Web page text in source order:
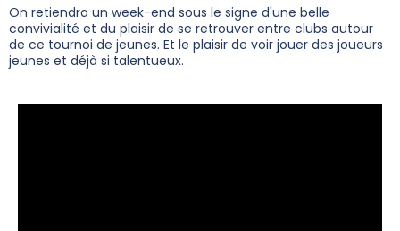
On retiendra un week-end sous le signe d'une belle
convivialité et du plaisir de se retrouver entre clubs autour
de ce tournoi de jeunes. Et le plaisir de voir jouer des joueurs
jeunes et déjà si talentueux.